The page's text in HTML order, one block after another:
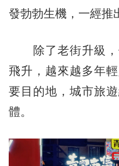
發勃勃生機，一經推
除了老街升級，
飛升，越來越多年
要目的地，城市旅
體。